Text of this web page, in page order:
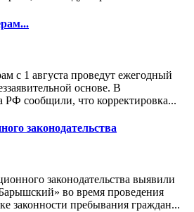
с 1 августа проведут ежегодный
основе. В
РФ сообщили, что корректировка...
законодательства
законодательства выявили
во время проведения
законности пребывания граждан...